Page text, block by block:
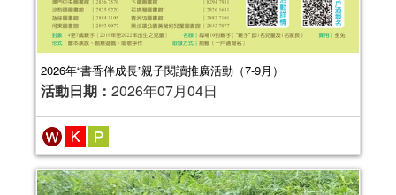
2026年“書香伴成長”親子閱讀推廣活動（7-9月）
活動日期： 2026年07月04日